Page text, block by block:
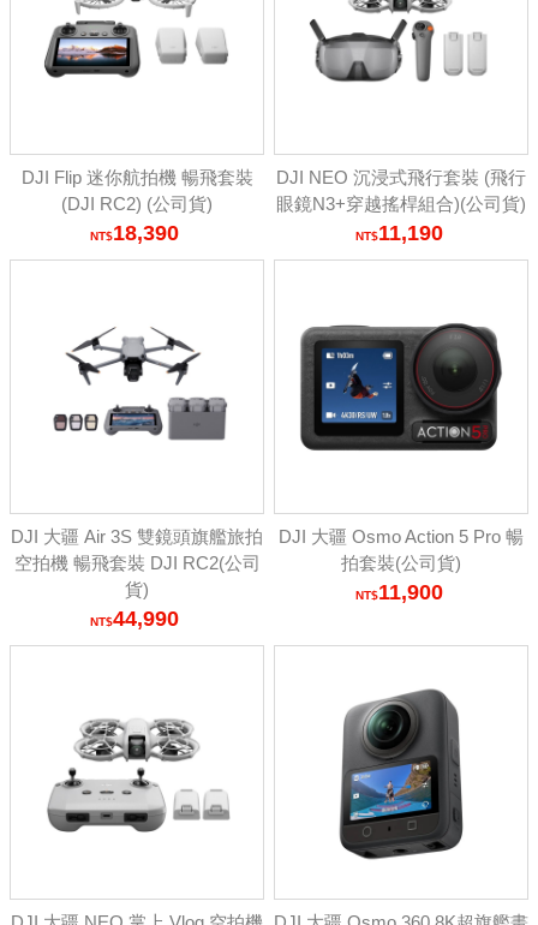
DJI Flip 迷你航拍機 暢飛套裝
(DJI RC2) (公司貨)
18,390
DJI NEO 沉浸式飛行套裝 (飛行
眼鏡N3+穿越搖桿組合)(公司貨)
11,190
DJI 大疆 Air 3S 雙鏡頭旗艦旅拍
空拍機 暢飛套裝 DJI RC2(公司
貨)
44,990
DJI 大疆 Osmo Action 5 Pro 暢
拍套裝(公司貨)
11,900